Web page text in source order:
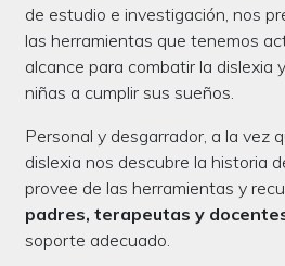
de estudio e investigación, nos
las herramientas que tenemos
alcance para combatir la dislexia
niñas a cumplir sus sueños.
Personal y desgarrador, a la vez
dislexia nos descubre la historia
provee de las herramientas y
padres, terapeutas y
soporte adecuado.